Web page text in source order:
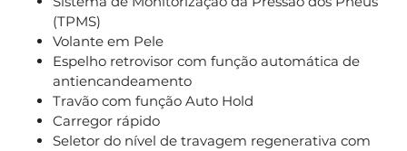
(TPMS)
Volante em Pele
Espelho retrovisor com função automática de
antiencandeamento
Travão com função Auto Hold
Carregor rápido
Seletor do nível de travagem regenerativa com